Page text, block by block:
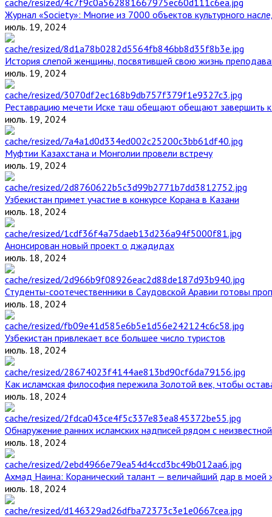
Журнал «Society»: Многие из 7000 объектов культурного
июль. 19, 2024
История слепой женщины, посвятившей свою жизнь
июль. 19, 2024
Реставрацию мечети Иске таш обещают обещают завершить к
июль. 19, 2024
Муфтии Казахстана и Монголии провели встречу
июль. 19, 2024
Узбекистан примет участие в конкурсе Корана в Казани
июль. 18, 2024
Анонсирован новый проект о джадидах
июль. 18, 2024
Студенты-соотечественники в Саудовской Аравии готовы
июль. 18, 2024
Узбекистан привлекает все большее число туристов
июль. 18, 2024
Как исламская философия пережила Золотой век, чтобы
июль. 18, 2024
Обнаружение ранних исламских надписей рядом с
июль. 18, 2024
Ахмад Наина: Коранический талант — величайший дар в моей
июль. 18, 2024